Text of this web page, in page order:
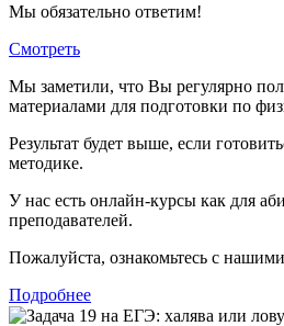
Мы обязательно ответим!
Смотреть
Мы заметили, что Вы регулярно
материалами для подготовки по
Результат будет выше, если
методике.
У нас есть онлайн-курсы как для
преподавателей.
Пожалуйста, ознакомьтесь с
Подробнее